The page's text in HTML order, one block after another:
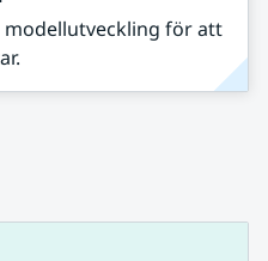
modellutveckling för att